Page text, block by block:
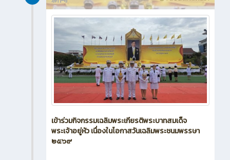
เข้าร่วมกิจกรรมเฉลิมพระเกียรติพระบาทสมเด็จ
พระเจ้าอยู่หัว เนื่องในโอกาสวันเฉลิมพระชนมพรรษา
๒๕๖๙